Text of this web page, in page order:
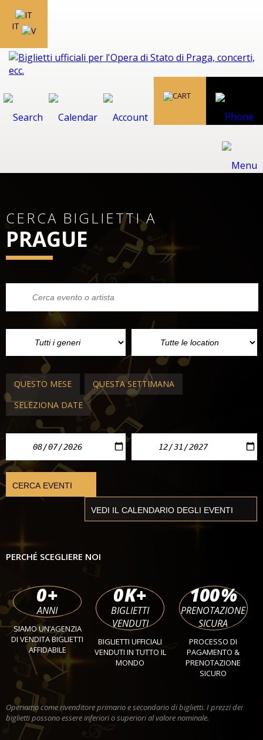
IT
CERCA BIGLIETTI A
PRAGUE
QUESTO MESE
QUESTA SETTIMANA
SELEZIONA DATE
PERCHÉ SCEGLIERE NOI
0+
ANNI
SIAMO UN’AGENZIA
DI VENDITA BIGLIETTI
AFFIDABILE
0K+
BIGLIETTI
VENDUTI
BIGLIETTI UFFICIALI
VENDUTI IN TUTTO IL
MONDO
100%
PRENOTAZIONE
SICURA
PROCESSO DI
PAGAMENTO &
PRENOTAZIONE
SICURO
Operiamo come rivenditore primario e secondario di biglietti. I prezzi dei
biglietti possono essere inferiori o superiori al valore nominale.